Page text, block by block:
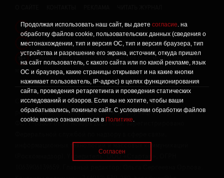
Продолжая использовать наш сайт, вы даете согласие. на
обработку файлов cookie, пользовательских данных (сведения о
местонахождении, тип и версия ОС, тип и версия браузера, тип
устройства и разрешение его экрана, источник, откуда пришел
на сайт пользователь, с какого сайта или по какой рекламе, язык
ОС и браузера, какие страницы открывает и на какие кнопки
нажимает пользователь, IP-адрес) в целях функционирования
сайта, проведения ретаргетинга и проведения статических
исследований и обзоров. Если вы не хотите, чтобы ваши
обрабатывались, покиньте сайт. С условиями обработки файлов
cookie можно ознакомиться в Политике.
Согласен
! Политика конфиденциальности
! Информация о проведении СОУТ
Данный сайт не предназначен для просмотра лицам
младше 16 лет.
Сетевое издание «Твой Бро», реестровая запись о
регистрации средства массовой информации: серия Эл №
ФС77-86309 от 17 ноября 2023 года, зарегистрировано